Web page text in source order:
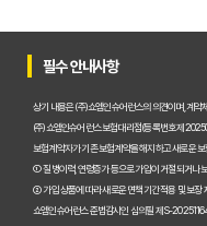
필수 안내사항
상기 내용은 (주)쇼엠인슈어런스의 의견이며, 계
(주)쇼엠인슈어런스 보험대리점(등록번호 제
보험계약자가 기존 보험계약을 해지하고 새로운
① 질병이력, 연령증가 등으로 가입이 거절되거나
② 가입 상품에 따라 새로운 면책기간 적용 및 보장
쇼엠인슈어런스 준법감시인 심의필 제S-